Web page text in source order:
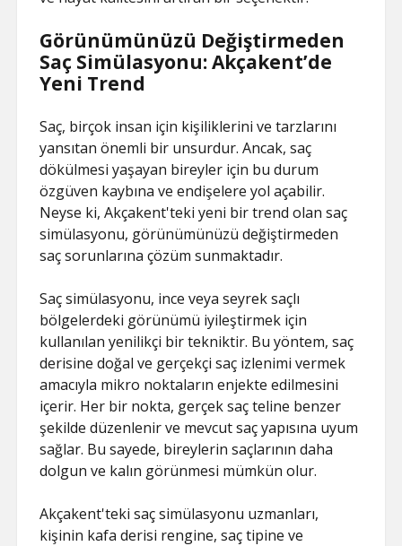
Görünümünüzü Değiştirmeden
Saç Simülasyonu: Akçakent’de
Yeni Trend
Saç, birçok insan için kişiliklerini ve tarzlarını
yansıtan önemli bir unsurdur. Ancak, saç
dökülmesi yaşayan bireyler için bu durum
özgüven kaybına ve endişelere yol açabilir.
Neyse ki, Akçakent'teki yeni bir trend olan saç
simülasyonu, görünümünüzü değiştirmeden
saç sorunlarına çözüm sunmaktadır.
Saç simülasyonu, ince veya seyrek saçlı
bölgelerdeki görünümü iyileştirmek için
kullanılan yenilikçi bir tekniktir. Bu yöntem, saç
derisine doğal ve gerçekçi saç izlenimi vermek
amacıyla mikro noktaların enjekte edilmesini
içerir. Her bir nokta, gerçek saç teline benzer
şekilde düzenlenir ve mevcut saç yapısına uyum
sağlar. Bu sayede, bireylerin saçlarının daha
dolgun ve kalın görünmesi mümkün olur.
Akçakent'teki saç simülasyonu uzmanları,
kişinin kafa derisi rengine, saç tipine ve